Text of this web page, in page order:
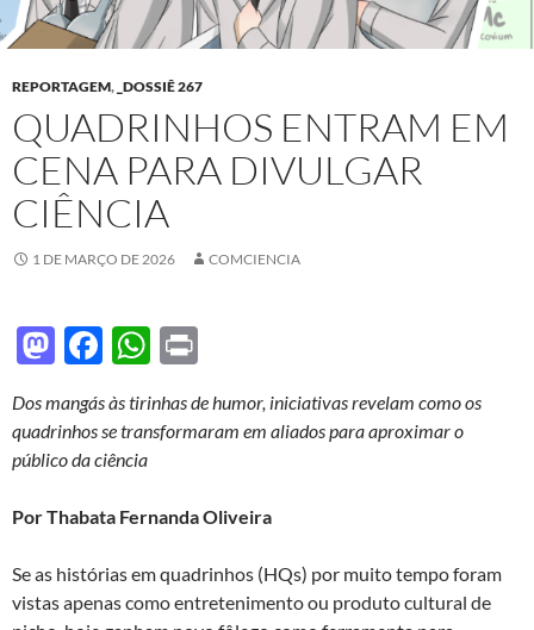
REPORTAGEM, _DOSSIÊ 267
QUADRINHOS ENTRAM EM
CENA PARA DIVULGAR
CIÊNCIA
1 DE MARÇO DE 2026 COMCIENCIA
M
to
d
n
F
e
b
o
k
W
at
p
p
nt
Dos mangás às tirinhas de humor, iniciativas revelam como os
quadrinhos se transformaram em aliados para aproximar o
público da ciência
Por Thabata Fernanda Oliveira
Se as histórias em quadrinhos (HQs) por muito tempo foram
vistas apenas como entretenimento ou produto cultural de